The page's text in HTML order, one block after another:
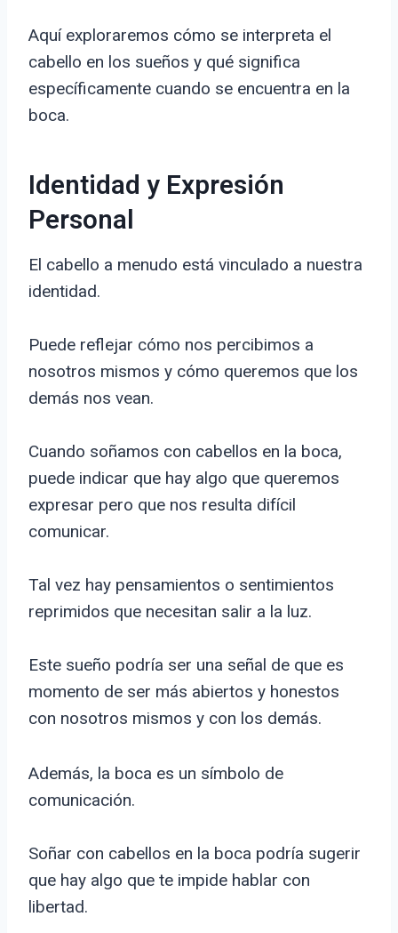
Aquí exploraremos cómo se interpreta el
cabello en los sueños y qué significa
específicamente cuando se encuentra en la
boca.
Identidad y Expresión
Personal
El cabello a menudo está vinculado a nuestra
identidad.
Puede reflejar cómo nos percibimos a
nosotros mismos y cómo queremos que los
demás nos vean.
Cuando soñamos con cabellos en la boca,
puede indicar que hay algo que queremos
expresar pero que nos resulta difícil
comunicar.
Tal vez hay pensamientos o sentimientos
reprimidos que necesitan salir a la luz.
Este sueño podría ser una señal de que es
momento de ser más abiertos y honestos
con nosotros mismos y con los demás.
Además, la boca es un símbolo de
comunicación.
Soñar con cabellos en la boca podría sugerir
que hay algo que te impide hablar con
libertad.